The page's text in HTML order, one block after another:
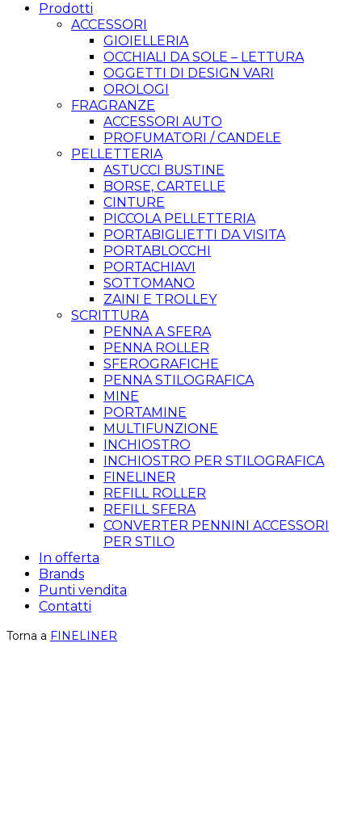
Prodotti
ACCESSORI
GIOIELLERIA
OCCHIALI DA SOLE – LETTURA
OGGETTI DI DESIGN VARI
OROLOGI
FRAGRANZE
ACCESSORI AUTO
PROFUMATORI / CANDELE
PELLETTERIA
ASTUCCI BUSTINE
BORSE, CARTELLE
CINTURE
PICCOLA PELLETTERIA
PORTABIGLIETTI DA VISITA
PORTABLOCCHI
PORTACHIAVI
SOTTOMANO
ZAINI E TROLLEY
SCRITTURA
PENNA A SFERA
PENNA ROLLER
SFEROGRAFICHE
PENNA STILOGRAFICA
MINE
PORTAMINE
MULTIFUNZIONE
INCHIOSTRO
INCHIOSTRO PER STILOGRAFICA
FINELINER
REFILL ROLLER
REFILL SFERA
CONVERTER PENNINI ACCESSORI
PER STILO
In offerta
Brands
Punti vendita
Contatti
Torna a FINELINER